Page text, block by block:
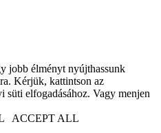
jobb élményt nyújthassunk
Kérjük, kattintson az
elfogadásához. Vagy menjen
ACCEPT ALL